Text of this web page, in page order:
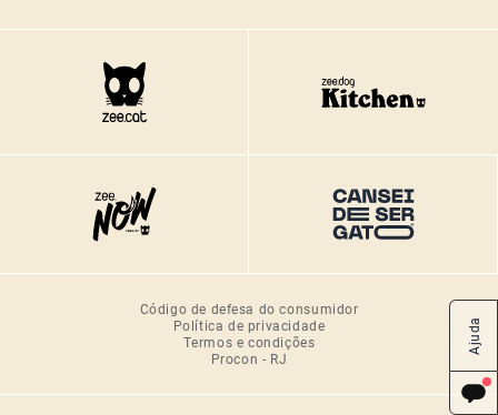
Código de defesa do consumidor
Política de privacidade
Termos e condições
Procon - RJ
Ajuda